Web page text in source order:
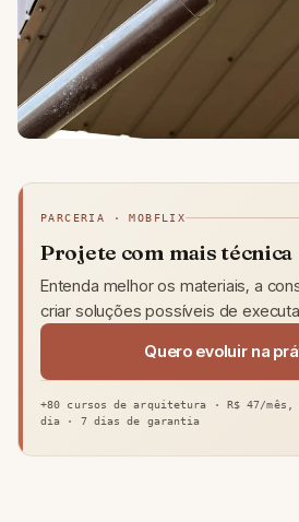
PARCERIA · MOBFLIX
Projete com mais técnica
Entenda melhor os materiais, a
criar soluções possíveis de
Quero evoluir na
+80 cursos de arquitetura · R$ 47/mês,
dia · 7 dias de garantia